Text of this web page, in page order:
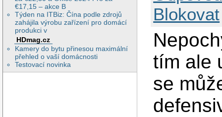
€17,15 – akce B
Týden na ITBiz: Čína podle zdrojů
zahájila výrobu zařízení pro domácí
produkci v
HDmag.cz
Kamery do bytu přinesou maximální
přehled o vaší domácnosti
Testovací novinka
Blokovat
tím ale
se